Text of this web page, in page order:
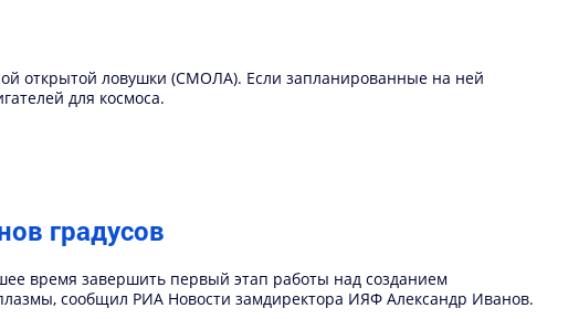
открытой ловушки (СМОЛА). Если запланированные на ней
для космоса.
градусов
время завершить первый этап работы над созданием
сообщил РИА Новости замдиректора ИЯФ Александр Иванов.